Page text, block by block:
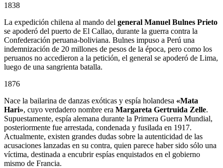
1838
La expedición chilena al mando del general Manuel Bulnes Prieto
se apoderó del puerto de El Callao, durante la guerra contra la
Confederación peruana-boliviana. Bulnes impuso a Perú una
indemnización de 20 millones de pesos de la época, pero como los
peruanos no accedieron a la petición, el general se apoderó de Lima,
luego de una sangrienta batalla.
1876
Nace la bailarina de danzas exóticas y espía holandesa «Mata
Hari», cuyo verdadero nombre era Margareta Gertruida Zelle.
Supuestamente, espía alemana durante la Primera Guerra Mundial,
posteriormente fue arrestada, condenada y fusilada en 1917.
Actualmente, existen grandes dudas sobre la autenticidad de las
acusaciones lanzadas en su contra, quien parece haber sido sólo una
víctima, destinada a encubrir espías enquistados en el gobierno
mismo de Francia.